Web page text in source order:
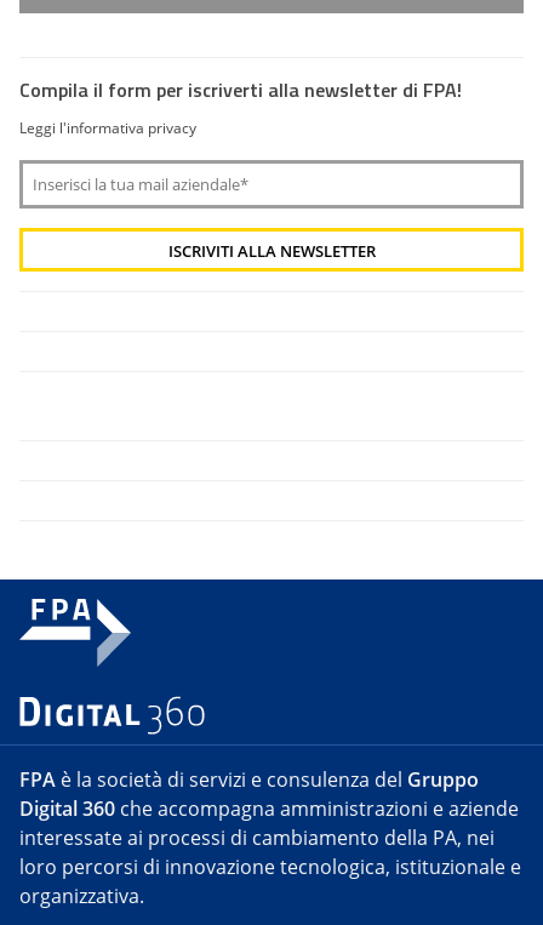
Compila il form per iscriverti alla newsletter di FPA!
Leggi l'informativa privacy
FPA è la società di servizi e consulenza del Gruppo
Digital 360 che accompagna amministrazioni e aziende
interessate ai processi di cambiamento della PA, nei
loro percorsi di innovazione tecnologica, istituzionale e
organizzativa.